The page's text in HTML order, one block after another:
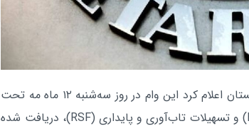
، بانک مرکزی پاکستان اعلام کرد این وام در روز سه‌شنبه ۱۲ ماه مه تحت
عنوان تسهیلات صندوق توسعه‌ یافته (EFF) و تسهیلات تاب‌آوری و پایداری (RSF)، دریافت شده